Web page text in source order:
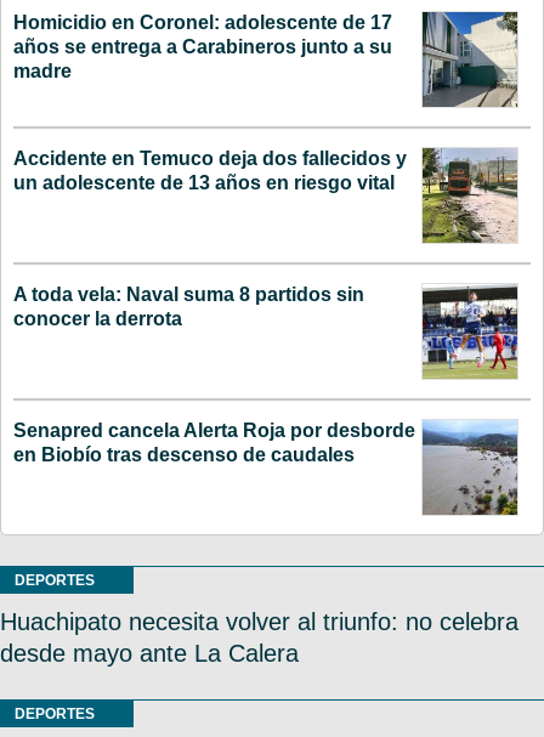
Homicidio en Coronel: adolescente de 17
años se entrega a Carabineros junto a su
madre
Accidente en Temuco deja dos fallecidos y
un adolescente de 13 años en riesgo vital
A toda vela: Naval suma 8 partidos sin
conocer la derrota
Senapred cancela Alerta Roja por desborde
en Biobío tras descenso de caudales
DEPORTES
Huachipato necesita volver al triunfo: no celebra
desde mayo ante La Calera
DEPORTES